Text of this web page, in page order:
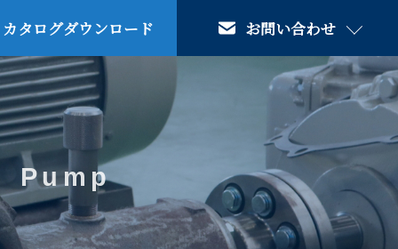
カタログダウンロード お問い合わせ
Pump